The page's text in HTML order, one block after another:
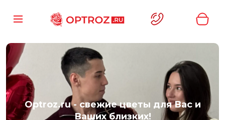
Optroz.ru- свежие цветы для Вас и
Ваших близких!